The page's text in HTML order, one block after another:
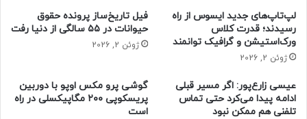
انجام شد. با نهایی‌شدن معامله‌ی Informatica، این مبلغ با خرید
۱۴ میلیارد دلاری Tableau Software Inc در سال ۲۰۱۹ برابری
خواهد کرد.
منبع : زومیت
لپ‌تاپ‌های جدید ایسوس از راه
رسیدند؛ قدرت کلاس
ورک‌استیشن و گرافیک توانمند
ژوئن 2, 2026
فیل تاریخ‌ساز پرونده حقوق
حیوانات در ۵۵ سالگی از دنیا رفت
ژوئن 2, 2026
عیسی زارع‌پور: اگر مسیر قبلی
ادامه پیدا می‌کرد حتی تماس
تلفنی هم ممکن نبود
گوشی پرو مکس اوپو با دوربین
پریسکوپی ۲۰۰ مگاپیکسلی در راه
است